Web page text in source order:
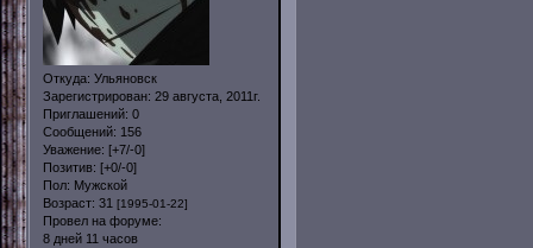
Откуда: Ульяновск
Зарегистрирован: 29 августа, 2011г.
Приглашений: 0
Сообщений: 156
Уважение: [+7/-0]
Позитив: [+0/-0]
Пол: Мужской
Возраст: 31 [1995-01-22]
Провел на форуме:
8 дней 11 часов